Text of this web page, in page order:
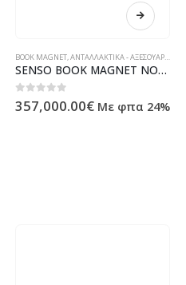
BOOK MAGNET ΑΝΤΑΛΛΑΚΤΙΚΆ - ΑΞΕΣΟΥΆΡ ΥΠΟΛΟΓΙΣΤΏΝ - ΗΛΕΚΤΡΟΝΙΚΆ
SENSO BOOK MAGNET NOKIA 1 PLUS blue
0out of 5
357,000.00€ Με φπα 24%